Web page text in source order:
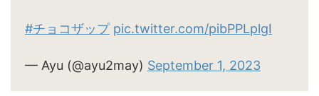
#チョコザップ pic.twitter.com/pibPPLplgI
— Ayu (@ayu2may) September 1, 2023